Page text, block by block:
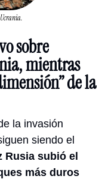
sobre
mientras
de la
la invasión
siendo el
Rusia subió el
más duros